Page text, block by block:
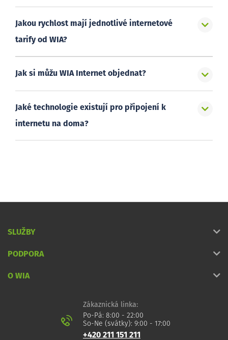
Jakou rychlost mají jednotlivé internetové
tarify od WIA?
Jak si můžu WIA Internet objednat?
Jaké technologie existují pro připojení k
internetu na doma?
SLUŽBY
PODPORA
O WIA
Zákaznická linka:
Po-Pá: 8:00 - 22:00
So-Ne (svátky): 9:00 - 17:00
+420 211 151 211